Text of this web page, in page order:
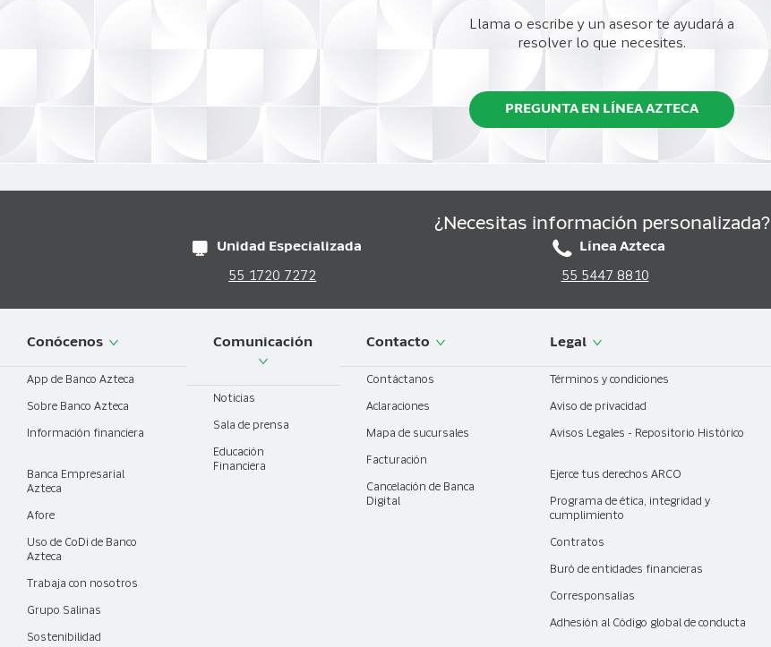
Llama o escribe y un asesor te ayudará a
resolver lo que necesites.
PREGUNTA EN LÍNEA AZTECA
¿Necesitas información personalizada?
Unidad Especializada
55 1720 7272
Línea Azteca
55 5447 8810
Conócenos
App de Banco Azteca
Sobre Banco Azteca
Información financiera
Banca Empresarial
Azteca
Afore
Uso de CoDi de Banco
Azteca
Trabaja con nosotros
Grupo Salinas
Sostenibilidad
Comunicación
Noticias
Sala de prensa
Educación
Financiera
Contacto
Contáctanos
Aclaraciones
Mapa de sucursales
Facturación
Cancelación de Banca
Digital
Legal
Términos y condiciones
Aviso de privacidad
Avisos Legales - Repositorio Histórico
Ejerce tus derechos ARCO
Programa de ética, integridad y
cumplimiento
Contratos
Buró de entidades financieras
Corresponsalías
Adhesión al Código global de conducta